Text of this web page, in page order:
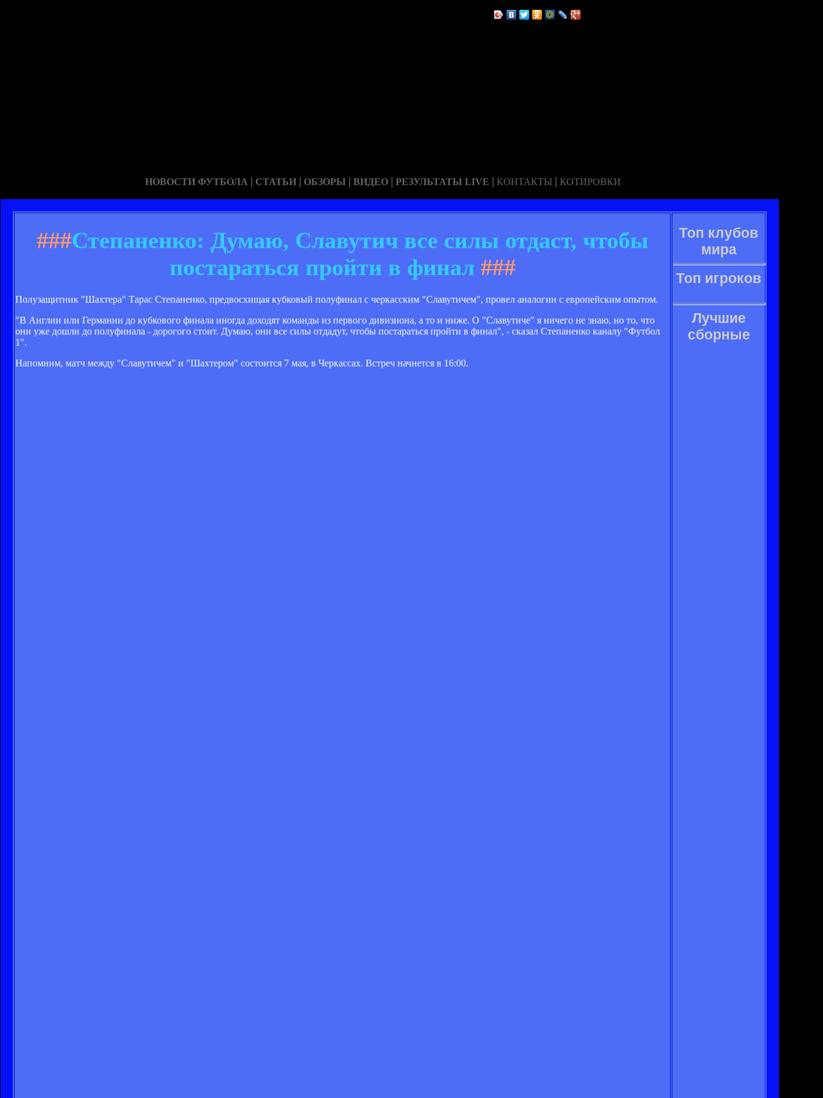
НОВОСТИ ФУТБОЛА | СТАТЬИ | ОБЗОРЫ | ВИДЕО | РЕЗУЛЬТАТЫ LIVE | КОНТАКТЫ | КОТИРОВКИ
###Степаненко: Думаю, Славутич все силы отдаст, чтобы
постараться пройти в финал###
Полузащитник "Шахтера" Тарас Степаненко, предвосхищая кубковый полуфинал с черкасским "Славутичем", провел аналогии с европейским опытом.
"В Англии или Германии до кубкового финала иногда доходят команды из первого дивизиона, а то и ниже. О "Славутиче" я ничего не знаю, но то, что
они уже дошли до полуфинала - дорогого стоит. Думаю, они все силы отдадут, чтобы постараться пройти в финал", - сказал Степаненко каналу "Футбол
1".
Напомним, матч между "Славутичем" и "Шахтером" состоится 7 мая, в Черкассах. Встреч начнется в 16:00.
Топ клубов
мира
Топ игроков
Лучшие
сборные